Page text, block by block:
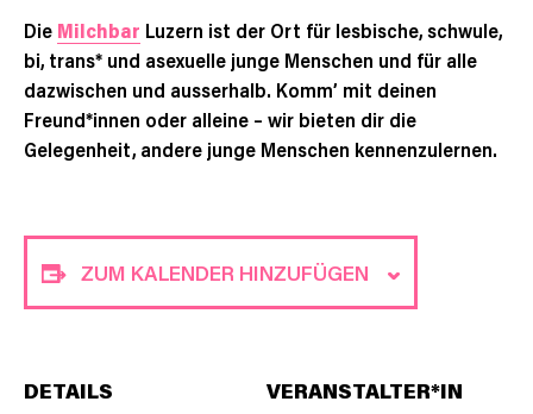
Die Milchbar Luzern ist der Ort für lesbische, schwule,
bi, trans* und asexuelle junge Menschen und für alle
dazwischen und ausserhalb. Komm’ mit deinen
Freund*innen oder alleine – wir bieten dir die
Gelegenheit, andere junge Menschen kennenzulernen.
ZUM KALENDER HINZUFÜGEN
DETAILS
VERANSTALTER*IN